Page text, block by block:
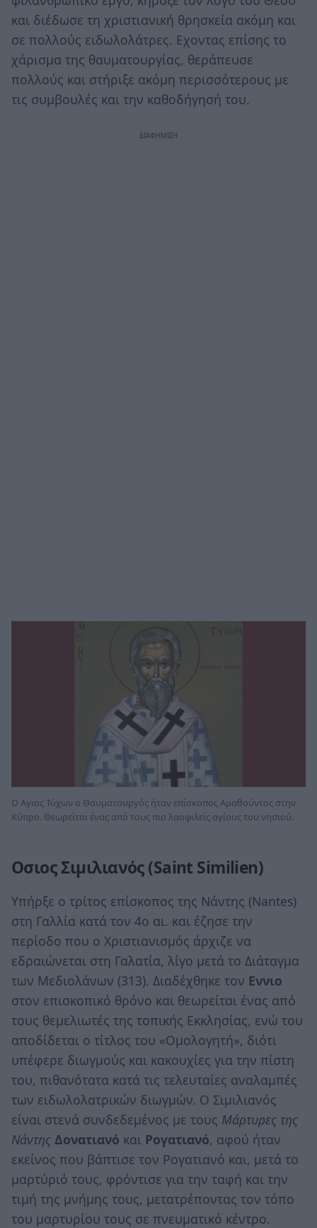
και διέδωσε τη χριστιανική θρησκεία ακόμη και
σε πολλούς ειδωλολάτρες. Εχοντας επίσης το
χάρισμα της θαυματουργίας, θεράπευσε
πολλούς και στήριξε ακόμη περισσότερους με
τις συμβουλές και την καθοδήγησή του.
Ο Αγιος Τύχων ο Θαυματουργός ήταν επίσκοπος Αμαθούντος στην
Κύπρο. Θεωρείται ένας από τους πιο λαοφιλείς αγίους του νησιού.
Οσιος Σιμιλιανός (Saint Similien)
Υπήρξε ο τρίτος επίσκοπος της Νάντης (Nantes)
στη Γαλλία κατά τον 4ο αι. και έζησε την
περίοδο που ο Χριστιανισμός άρχιζε να
εδραιώνεται στη Γαλατία, λίγο μετά το Διάταγμα
των Μεδιολάνων (313). Διαδέχθηκε τον Εννιο
στον επισκοπικό θρόνο και θεωρείται ένας από
τους θεμελιωτές της τοπικής Εκκλησίας, ενώ του
αποδίδεται ο τίτλος του «Ομολογητή», διότι
υπέφερε διωγμούς και κακουχίες για την πίστη
του, πιθανότατα κατά τις τελευταίες αναλαμπές
των ειδωλολατρικών διωγμών. Ο Σιμιλιανός
είναι στενά συνδεδεμένος με τους Μάρτυρες της
Νάντης Δονατιανό και Ρογατιανό, αφού ήταν
εκείνος που βάπτισε τον Ρογατιανό και, μετά το
μαρτύριό τους, φρόντισε για την ταφή και την
τιμή της μνήμης τους, μετατρέποντας τον τόπο
του μαρτυρίου τους σε πνευματικό κέντρο.